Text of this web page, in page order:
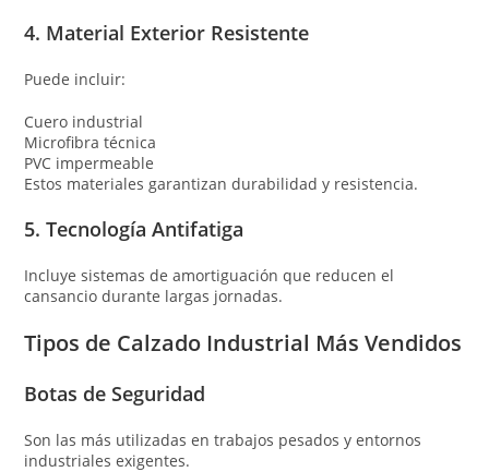
4. Material Exterior Resistente
Puede incluir:
Cuero industrial
Microfibra técnica
PVC impermeable
Estos materiales garantizan durabilidad y resistencia.
5. Tecnología Antifatiga
Incluye sistemas de amortiguación que reducen el
cansancio durante largas jornadas.
Tipos de Calzado Industrial Más Vendidos
Botas de Seguridad
Son las más utilizadas en trabajos pesados y entornos
industriales exigentes.